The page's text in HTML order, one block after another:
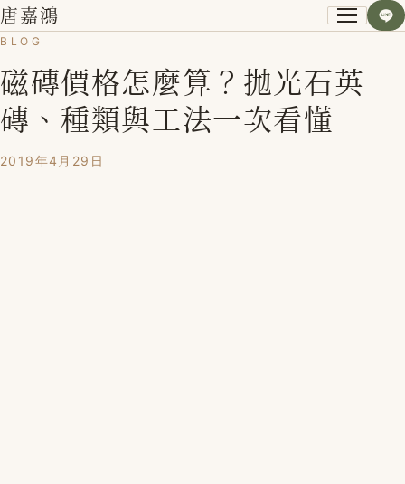
唐嘉鴻
關於我
小資空間改造術
BLOG
磁磚價格怎麼算？拋光石英
磚、種類與工法一次看懂
2019年4月29日